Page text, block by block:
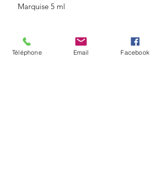
Marquise 5 ml
© Copyright
Angelique fleurs
Téléphone Email Facebook